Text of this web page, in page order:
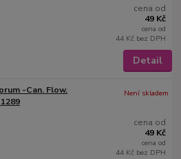
cena od
49 Kč
cena od
44 Kč bez DPH
Detail
-Can. Flow.
cena od
49 Kč
cena od
44 Kč bez DPH
Není skladem